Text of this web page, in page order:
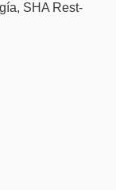
SHA Rest-